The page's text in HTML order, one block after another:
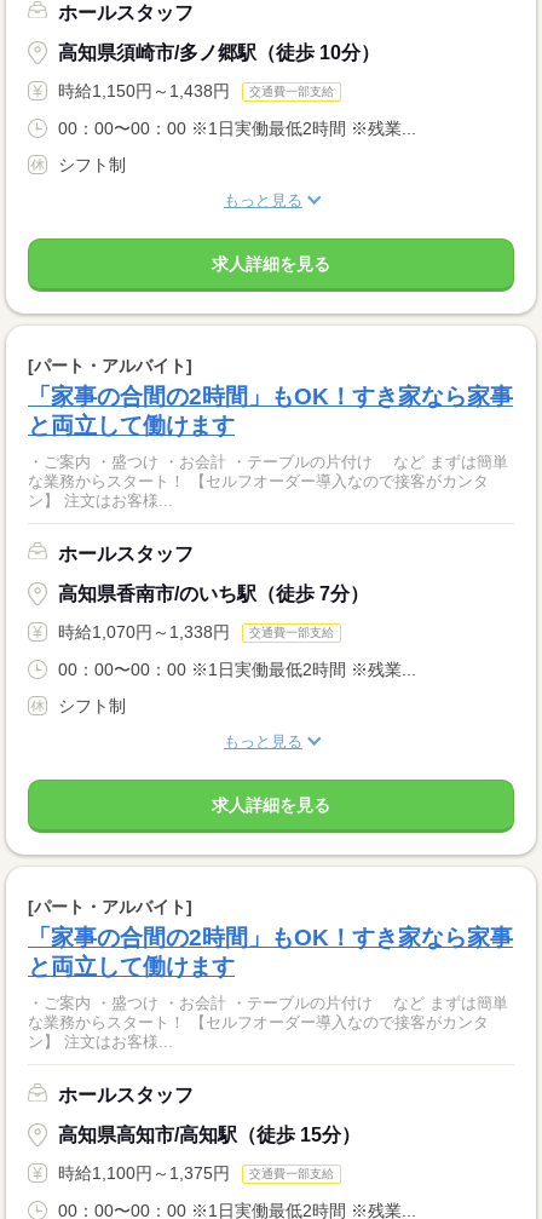
ホールスタッフ
高知県須崎市/多ノ郷駅（徒歩 10分）
時給1,150円～1,438円 交通費一部支給
00：00〜00：00 ※1日実働最低2時間 ※残業...
シフト制
もっと見る
求人詳細を見る
[パート・アルバイト]
「家事の合間の2時間」もOK！すき家なら家事
と両立して働けます
・ご案内 ・盛つけ ・お会計 ・テーブルの片付け など まずは簡単
な業務からスタート！ 【セルフオーダー導入なので接客がカンタ
ン】 注文はお客様...
ホールスタッフ
高知県香南市/のいち駅（徒歩 7分）
時給1,070円～1,338円 交通費一部支給
00：00〜00：00 ※1日実働最低2時間 ※残業...
シフト制
もっと見る
求人詳細を見る
[パート・アルバイト]
「家事の合間の2時間」もOK！すき家なら家事
と両立して働けます
・ご案内 ・盛つけ ・お会計 ・テーブルの片付け など まずは簡単
な業務からスタート！ 【セルフオーダー導入なので接客がカンタ
ン】 注文はお客様...
ホールスタッフ
高知県高知市/高知駅（徒歩 15分）
時給1,100円～1,375円 交通費一部支給
00：00〜00：00 ※1日実働最低2時間 ※残業...